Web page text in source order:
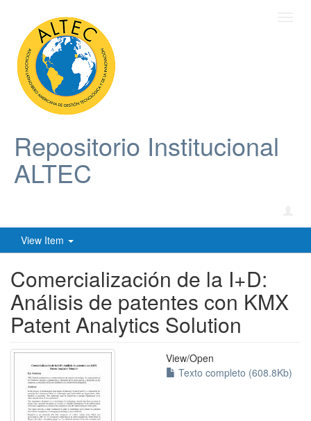
Repositorio Institucional
ALTEC
View Item
Comercialización de la I+D:
Análisis de patentes con KMX
Patent Analytics Solution
View/Open
Texto completo (608.8Kb)